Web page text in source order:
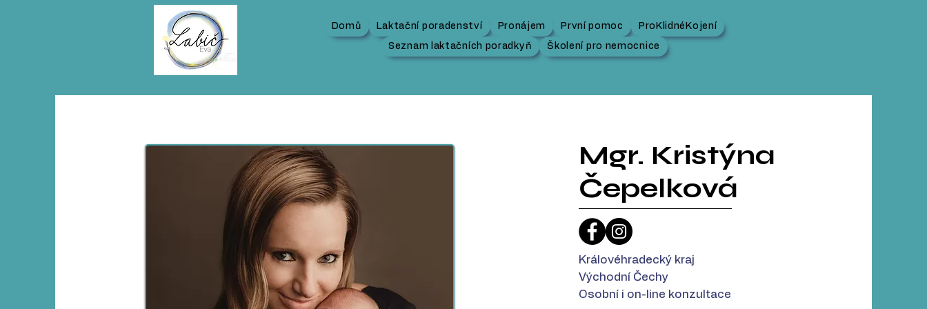
Domů Laktační poradenství Pronájem První pomoc ProKlidnéKojení
Seznam laktačních poradkyň Školení pro nemocnice
Mgr. Kristýna
Čepelková
Královéhradecký kraj
Východní Čechy
Osobní i on-line konzultace